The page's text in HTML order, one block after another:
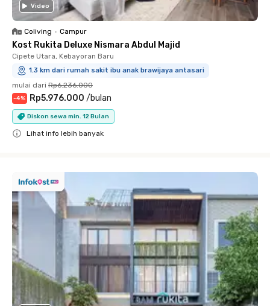
Video
Coliving • Campur
Kost Rukita Deluxe Nismara Abdul Majid
Cipete Utara, Kebayoran Baru
1.3 km dari rumah sakit ibu anak brawijaya antasari
mulai dari Rp6.236.000
-4% Rp5.976.000 /bulan
Diskon sewa min. 12 Bulan
Lihat info lebih banyak